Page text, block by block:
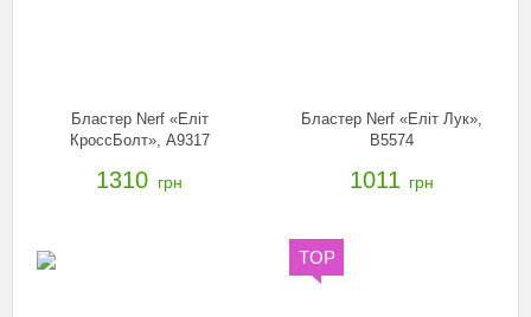
Бластер Nerf «Еліт
КроссБолт», A9317
1310 грн
Бластер Nerf «Еліт Лук»,
B5574
1011 грн
TOP